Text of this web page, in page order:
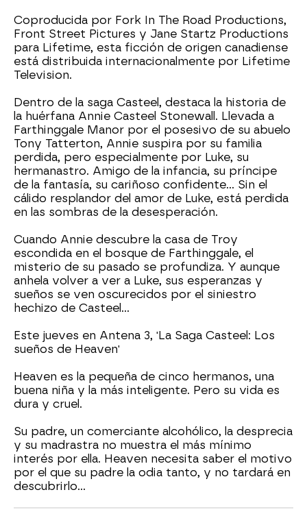
Coproducida por Fork In The Road Productions,
Front Street Pictures y Jane Startz Productions
para Lifetime, esta ficción de origen canadiense
está distribuida internacionalmente por Lifetime
Television.
Dentro de la saga Casteel, destaca la historia de
la huérfana Annie Casteel Stonewall. Llevada a
Farthinggale Manor por el posesivo de su abuelo
Tony Tatterton, Annie suspira por su familia
perdida, pero especialmente por Luke, su
hermanastro. Amigo de la infancia, su príncipe
de la fantasía, su cariñoso confidente... Sin el
cálido resplandor del amor de Luke, está perdida
en las sombras de la desesperación.
Cuando Annie descubre la casa de Troy
escondida en el bosque de Farthinggale, el
misterio de su pasado se profundiza. Y aunque
anhela volver a ver a Luke, sus esperanzas y
sueños se ven oscurecidos por el siniestro
hechizo de Casteel...
Este jueves en Antena 3, 'La Saga Casteel: Los
sueños de Heaven'
Heaven es la pequeña de cinco hermanos, una
buena niña y la más inteligente. Pero su vida es
dura y cruel.
Su padre, un comerciante alcohólico, la desprecia
y su madrastra no muestra el más mínimo
interés por ella. Heaven necesita saber el motivo
por el que su padre la odia tanto, y no tardará en
descubrirlo...